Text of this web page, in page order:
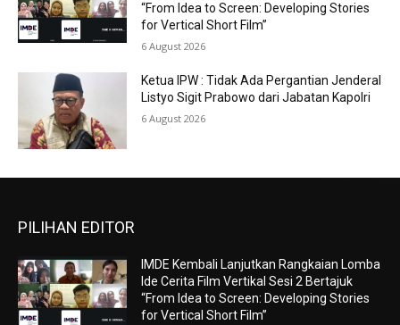
“From Idea to Screen: Developing Stories
for Vertical Short Film”
6 August 2026
Ketua IPW : Tidak Ada Pergantian Jenderal
Listyo Sigit Prabowo dari Jabatan Kapolri
6 August 2026
PILIHAN EDITOR
IMDE Kembali Lanjutkan Rangkaian Lomba
Ide Cerita Film Vertikal Sesi 2 Bertajuk
“From Idea to Screen: Developing Stories
for Vertical Short Film”